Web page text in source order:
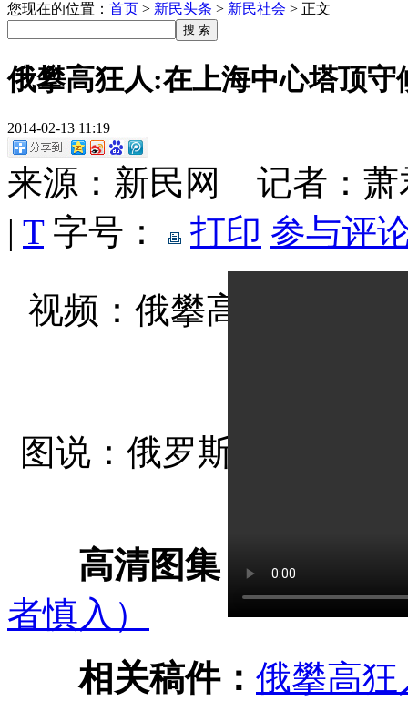
您现在的位置： 首页 > 新民头条 > 新民社会 > 正文
俄攀高狂人:在上海中心塔顶守
2014-02-13 11:19
来源：新民网 记者：
| T 字号： 打印 参与评
视频：俄攀高狂人翻入
图说：俄罗斯攀高狂人
高清图集： 惊险！
者慎入）
相关稿件： 俄攀高狂